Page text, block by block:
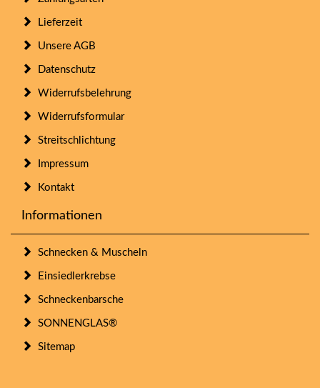
Lieferzeit
Unsere AGB
Datenschutz
Widerrufsbelehrung
Widerrufsformular
Streitschlichtung
Impressum
Kontakt
Informationen
Schnecken & Muscheln
Einsiedlerkrebse
Schneckenbarsche
SONNENGLAS®
Sitemap